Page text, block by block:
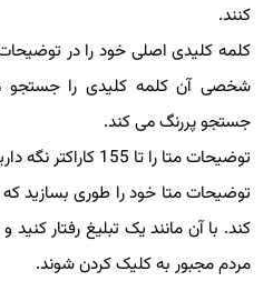
کنند.
کلمه کلیدی اصلی خود را در
شخصی آن کلمه کلیدی را جستجو
جستجو پررنگ می کند.
توضیحات متا را تا 155 کاراکتر نگه دارید.
توضیحات متا خود را طوری بسازید
کند. با آن مانند یک تبلیغ رفتار
مردم مجبور به کلیک کردن شوند.